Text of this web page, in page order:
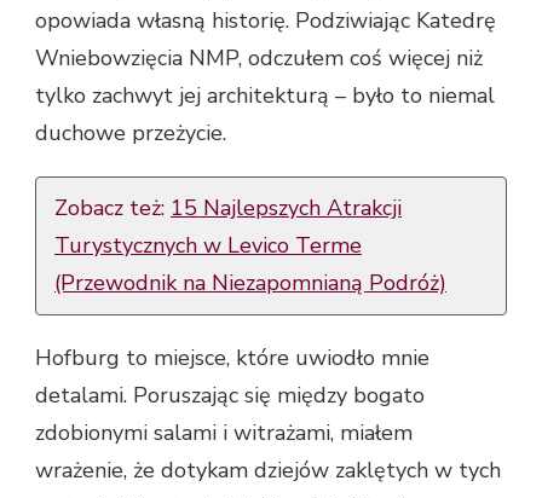
opowiada własną historię. Podziwiając Katedrę
Wniebowzięcia NMP, odczułem coś więcej niż
tylko zachwyt jej architekturą – było to niemal
duchowe przeżycie.
Zobacz też: 15 Najlepszych Atrakcji
Turystycznych w Levico Terme
(Przewodnik na Niezapomnianą Podróż)
Hofburg to miejsce, które uwiodło mnie
detalami. Poruszając się między bogato
zdobionymi salami i witrażami, miałem
wrażenie, że dotykam dziejów zaklętych w tych